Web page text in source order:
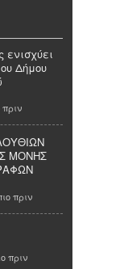
Δήμου
πριν
ΜΟΝΗΣ
πριν
πριν